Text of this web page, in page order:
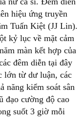
hiệu ứng truyền
Tuấn Kiệt (JJ Lin).
kỷ lục về mặt cảm
màn kết hợp của
đêm diễn tại đây
lớn từ dư luận, các
năng kiểm soát sân
đạo cường độ cao
suốt 3 giờ mỗi